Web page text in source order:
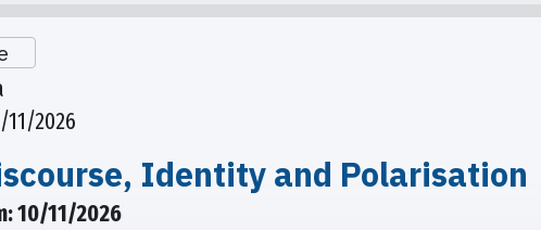
2026
Identity and Polarisation
10/11/2026